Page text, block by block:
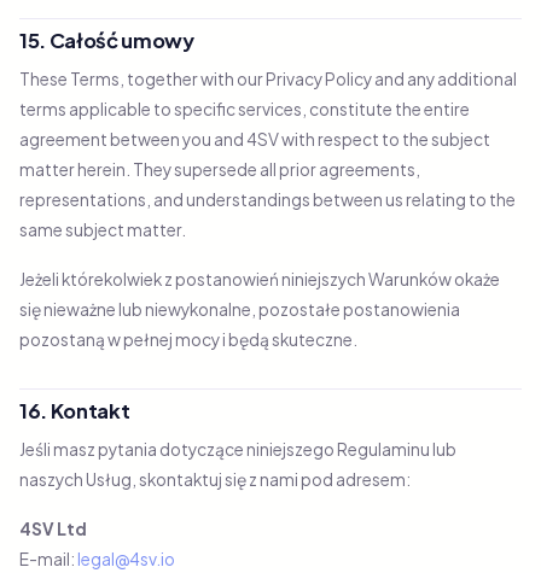
15. Całość umowy
These Terms, together with our Privacy Policy and any additional
terms applicable to specific services, constitute the entire
agreement between you and 4SV with respect to the subject
matter herein. They supersede all prior agreements,
representations, and understandings between us relating to the
same subject matter.
Jeżeli którekolwiek z postanowień niniejszych Warunków okaże
się nieważne lub niewykonalne, pozostałe postanowienia
pozostaną w pełnej mocy i będą skuteczne.
16. Kontakt
Jeśli masz pytania dotyczące niniejszego Regulaminu lub
naszych Usług, skontaktuj się z nami pod adresem:
4SV Ltd
E-mail: legal@4sv.io